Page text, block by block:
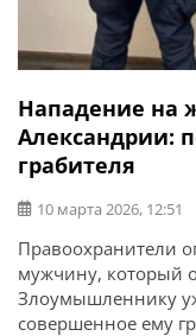
Нападение на
Александрии:
грабителя
10 марта 2026, 12:51
Правоохранители
мужчину, который
Злоумышленнику
совершенное ему